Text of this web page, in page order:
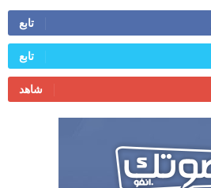
تابع
تابع
شاهد